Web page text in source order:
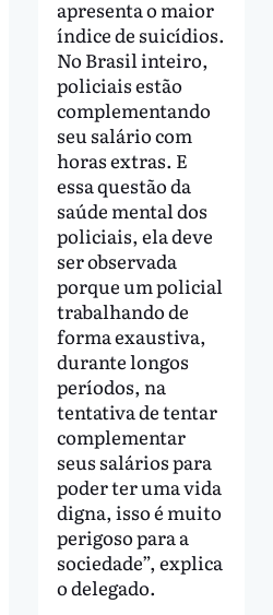
apresenta o maior
índice de suicídios.
No Brasil inteiro,
policiais estão
complementando
seu salário com
horas extras. E
essa questão da
saúde mental dos
policiais, ela deve
ser observada
porque um policial
trabalhando de
forma exaustiva,
durante longos
períodos, na
tentativa de tentar
complementar
seus salários para
poder ter uma vida
digna, isso é muito
perigoso para a
sociedade”, explica
o delegado.